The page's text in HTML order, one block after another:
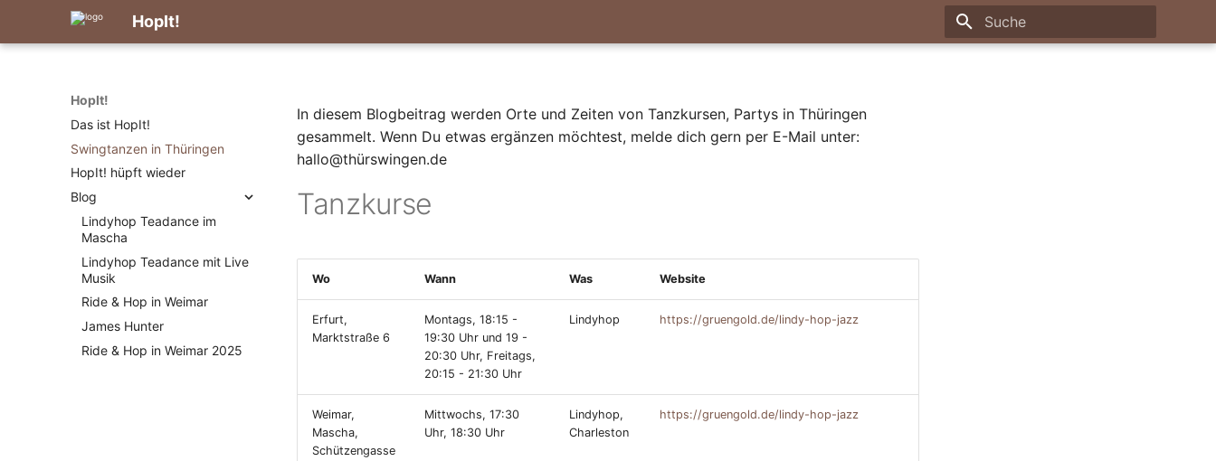
HopIt!
HopIt!
Das ist HopIt!
Swingtanzen in Thüringen
HopIt! hüpft wieder
Blog
Lindyhop Teadance im
Mascha
Lindyhop Teadance mit Live
Musik
Ride & Hop in Weimar
James Hunter
Ride & Hop in Weimar 2025
In diesem Blogbeitrag werden Orte und Zeiten von Tanzkursen, Partys in Thüringen
gesammelt. Wenn Du etwas ergänzen möchtest, melde dich gern per E-Mail unter:
hallo@thürswingen.de
Tanzkurse
Wo Wann Was Website
Erfurt,
Marktstraße 6
Montags, 18:15 -
19:30 Uhr und 19 -
20:30 Uhr, Freitags,
20:15 - 21:30 Uhr
Lindyhop https://gruengold.de/lindy-hop-jazz
Weimar,
Mascha,
Schützengasse
Mittwochs, 17:30
Uhr, 18:30 Uhr
Lindyhop,
Charleston
https://gruengold.de/lindy-hop-jazz